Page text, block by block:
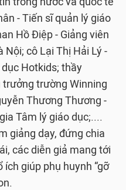
- Tiến sĩ quản lý giáo
Hồ Điệp - Giảng viên
cô Lại Thị Hải Lý -
Hotkids; thầy
trưởng trường Winning
Thương Thương -
Tâm lý giáo dục;....
giảng dạy, đứng chia
các diễn giả mang tới
giúp phụ huynh “gỡ